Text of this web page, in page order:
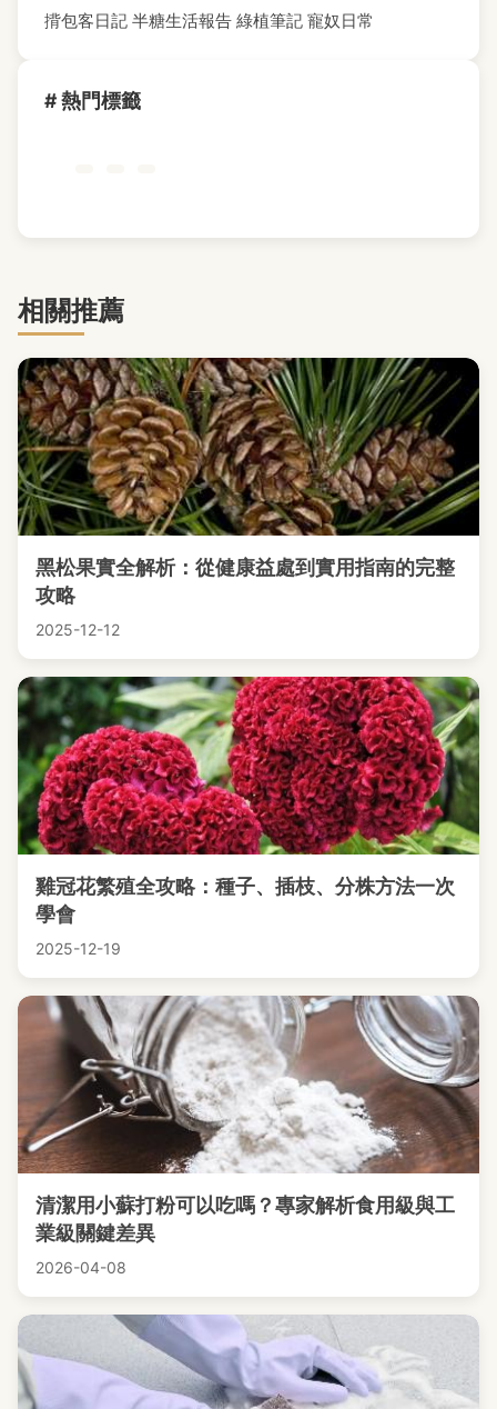
揹包客日記 半糖生活報告 綠植筆記 寵奴日常
# 熱門標籤
相關推薦
黑松果實全解析：從健康益處到實用指南的完整
攻略
2025-12-12
雞冠花繁殖全攻略：種子、插枝、分株方法一次
學會
2025-12-19
清潔用小蘇打粉可以吃嗎？專家解析食用級與工
業級關鍵差異
2026-04-08